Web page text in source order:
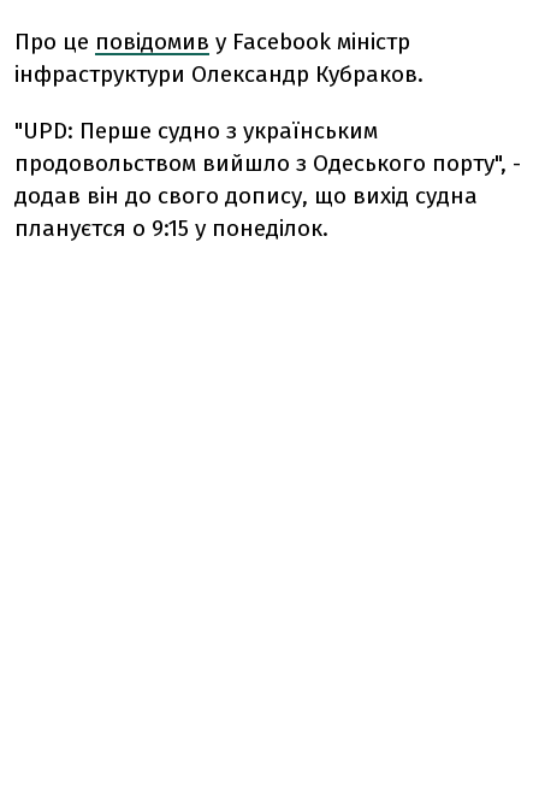
Про це повідомив у Facebook міністр
інфраструктури Олександр Кубраков.
"UPD: Перше судно з українським
продовольством вийшло з Одеського порту", -
додав він до свого допису, що вихід судна
плануєтся о 9:15 у понеділок.